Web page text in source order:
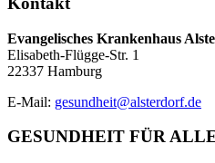
Evangelisches Krankenhaus
Elisabeth-Flügge-Str. 1
22337 Hamburg
E-Mail: gesundheit@alsterdorf.de
GESUNDHEIT FÜR